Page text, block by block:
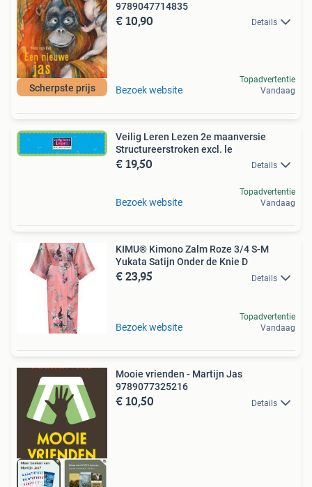
Scherpste prijs
9789047714835
€ 10,90 Details
Bezoek website
Topadvertentie
Vandaag
Veilig Leren Lezen 2e maanversie
Structureerstroken excl. le
€ 19,50 Details
Bezoek website
Topadvertentie
Vandaag
KIMU® Kimono Zalm Roze 3/4 S-M
Yukata Satijn Onder de Knie D
€ 23,95 Details
Bezoek website
Topadvertentie
Vandaag
Mooie vrienden - Martijn Jas
9789077325216
€ 10,50 Details